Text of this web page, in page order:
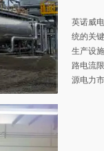
英诺威
统的关
生产设
路电流
源电力